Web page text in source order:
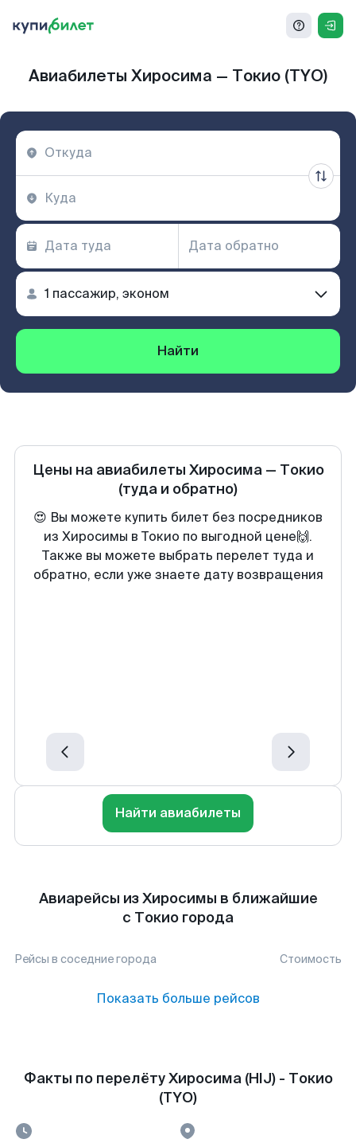
Авиабилеты Хиросима — Токио (TYO)
Найти
Цены на авиабилеты Хиросима— Токио
(туда и обратно)
😍 Вы можете купить билет без посредников
из Хиросимы в Токио по выгодной цене🙌.
Также вы можете выбрать перелет туда и
обратно, если уже знаете дату возвращения
Найти авиабилеты
Авиарейсы из Хиросимы в ближайшие
с Токио города
Рейсы в соседние города Стоимость
Показать больше рейсов
Факты по перелёту Хиросима (HIJ) - Токио
(TYO)